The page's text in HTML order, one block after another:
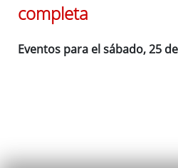
completa
Eventos para el sábado, 25